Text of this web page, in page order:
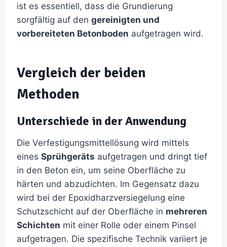
ist es essentiell, dass die Grundierung
sorgfältig auf den gereinigten und
vorbereiteten Betonboden aufgetragen wird.
Vergleich der beiden
Methoden
Unterschiede in der Anwendung
Die Verfestigungsmittellösung wird mittels
eines Sprühgeräts aufgetragen und dringt tief
in den Beton ein, um seine Oberfläche zu
härten und abzudichten. Im Gegensatz dazu
wird bei der Epoxidharzversiegelung eine
Schutzschicht auf der Oberfläche in mehreren
Schichten mit einer Rolle oder einem Pinsel
aufgetragen. Die spezifische Technik variiert je